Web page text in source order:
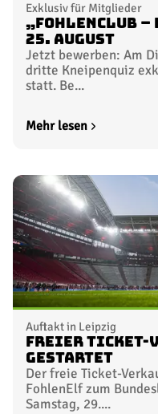
Exklusiv für Mitglieder
„FohlenClub –
25. August
Jetzt bewerben: Am
dritte Kneipenquiz
statt. Be...
Mehr lesen
Auftakt in Leipzig
Freier Ticket-
gestartet
Der freie Ticket-
FohlenElf zum
Samstag, 29....